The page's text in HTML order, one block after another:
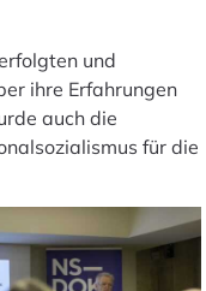
und
ihre Erfahrungen
auch die
für die